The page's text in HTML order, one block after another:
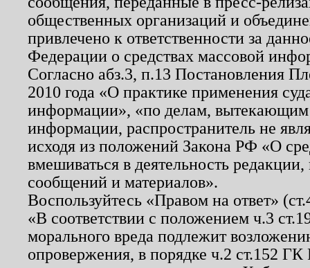
общественных организаций и
привлечено к ответственности за
Федерации о средствах массовой
Согласно абз.3, п.13 Постановления
2010 года «О практике применения
информации», «по делам, вытекающим
информации, распространитель не
исходя из положений Закона РФ «О
вмешиваться в деятельность
сообщений и материалов».
Воспользуйтесь «Правом на ответ»
«В соответствии с положением ч.3
морального вреда подлежит
опровержения, в порядке ч.2 ст.152